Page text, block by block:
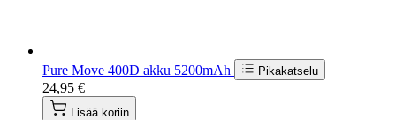
Pure Move 400D akku 5200mAh Pikakatselu
24,95 €
Lisää koriin